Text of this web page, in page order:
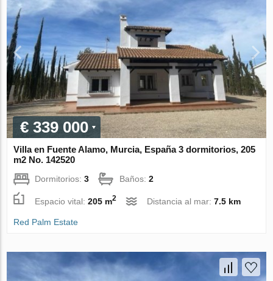
€ 339 000
Villa en Fuente Alamo, Murcia, España 3 dormitorios, 205
m2 No. 142520
Dormitorios:3 Baños:2
Espacio vital:205 m2 Distancia al mar:7.5 km
Red Palm Estate